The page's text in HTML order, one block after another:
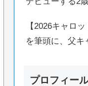
【2026キャロ
を筆頭に、父キ
プロフィー